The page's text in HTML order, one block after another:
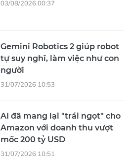
03/08/2026 00:37
Gemini Robotics 2 giúp robot
tự suy nghĩ, làm việc như con
người
31/07/2026 10:53
AI đã mang lại "trái ngọt" cho
Amazon với doanh thu vượt
mốc 200 tỷ USD
31/07/2026 10:51